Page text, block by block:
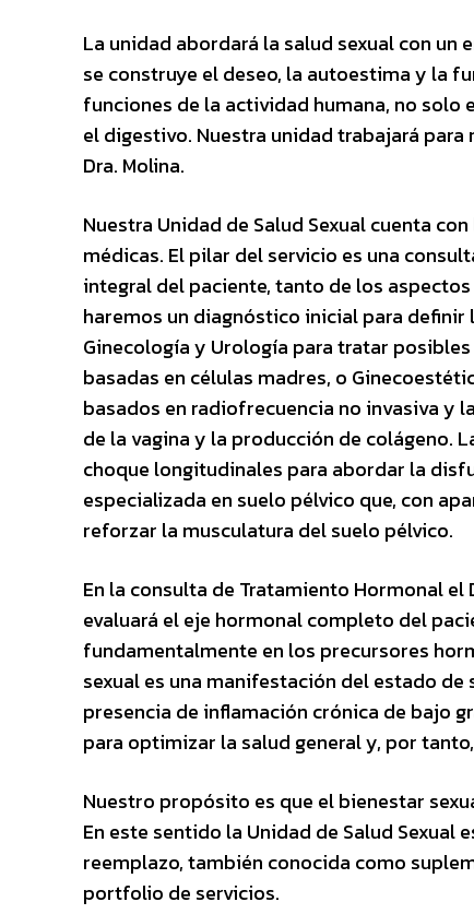
La unidad abordará la salud sexual con
se construye el deseo, la autoestima y la
funciones de la actividad humana, no solo
el digestivo. Nuestra unidad trabajará
Dra. Molina.
Nuestra Unidad de Salud Sexual cuenta
médicas. El pilar del servicio es una
integral del paciente, tanto de los
haremos un diagnóstico inicial para
Ginecología y Urología para tratar
basadas en células madres, o
basados en radiofrecuencia no invasiva y
de la vagina y la producción de colágeno.
choque longitudinales para abordar la
especializada en suelo pélvico que, con
reforzar la musculatura del suelo pélvico.
En la consulta de Tratamiento Hormonal el
evaluará el eje hormonal completo del
fundamentalmente en los precursores
sexual es una manifestación del estado
presencia de inflamación crónica de bajo
para optimizar la salud general y, por
Nuestro propósito es que el bienestar
En este sentido la Unidad de Salud
reemplazo, también conocida como
portfolio de servicios.